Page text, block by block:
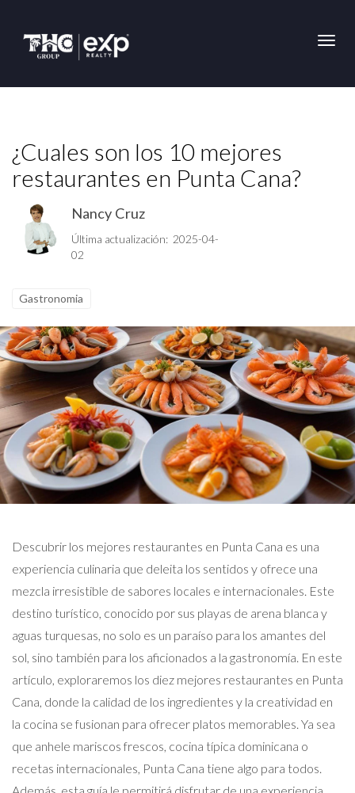
¿Cuales son los 10 mejores
restaurantes en Punta Cana?
Nancy Cruz
Última actualización: 2025-04-
02
Gastronomia
Descubrir los mejores restaurantes en Punta Cana es una
experiencia culinaria que deleita los sentidos y ofrece una
mezcla irresistible de sabores locales e internacionales. Este
destino turístico, conocido por sus playas de arena blanca y
aguas turquesas, no solo es un paraíso para los amantes del
sol, sino también para los aficionados a la gastronomía. En este
artículo, exploraremos los diez mejores restaurantes en Punta
Cana, donde la calidad de los ingredientes y la creatividad en
la cocina se fusionan para ofrecer platos memorables. Ya sea
que anhele mariscos frescos, cocina típica dominicana o
recetas internacionales, Punta Cana tiene algo para todos.